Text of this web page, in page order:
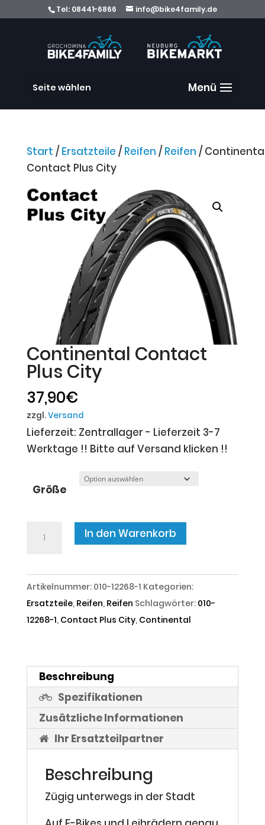
Tel: 08441-6866 info@bike4family.de
Seite wählen
Start / Ersatzteile / Reifen / Reifen /
Contact Plus City
Continental Contact
Plus City
37,90€
zzgl.Versand
Lieferzeit: Zentrallager - Lieferzeit 3-7
Werktage !! Bitte auf Versand klicken !!
Größe
Continental
City
In den Warenkorb
Artikelnummer: 010-12268-1 Kategorien:
Ersatzteile, Reifen, Reifen Schlagwörter: 010-
12268-1, Contact Plus City, Continental
Beschreibung
Spezifikationen
Zusätzliche Informationen
Ihr Ersatzteilpartner
Beschreibung
Zügig unterwegs in der Stadt